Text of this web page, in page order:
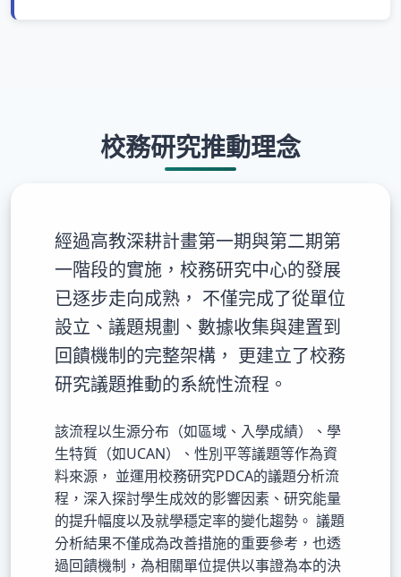
校務研究推動理念
經過高教深耕計畫第一期與第二期第
一階段的實施，校務研究中心的發展
已逐步走向成熟， 不僅完成了從單位
設立、議題規劃、數據收集與建置到
回饋機制的完整架構， 更建立了校務
研究議題推動的系統性流程。
該流程以生源分布（如區域、入學成績）、學
生特質（如UCAN）、性別平等議題等作為資
料來源， 並運用校務研究PDCA的議題分析流
程，深入探討學生成效的影響因素、研究能量
的提升幅度以及就學穩定率的變化趨勢。 議題
分析結果不僅成為改善措施的重要參考，也透
過回饋機制，為相關單位提供以事證為本的決